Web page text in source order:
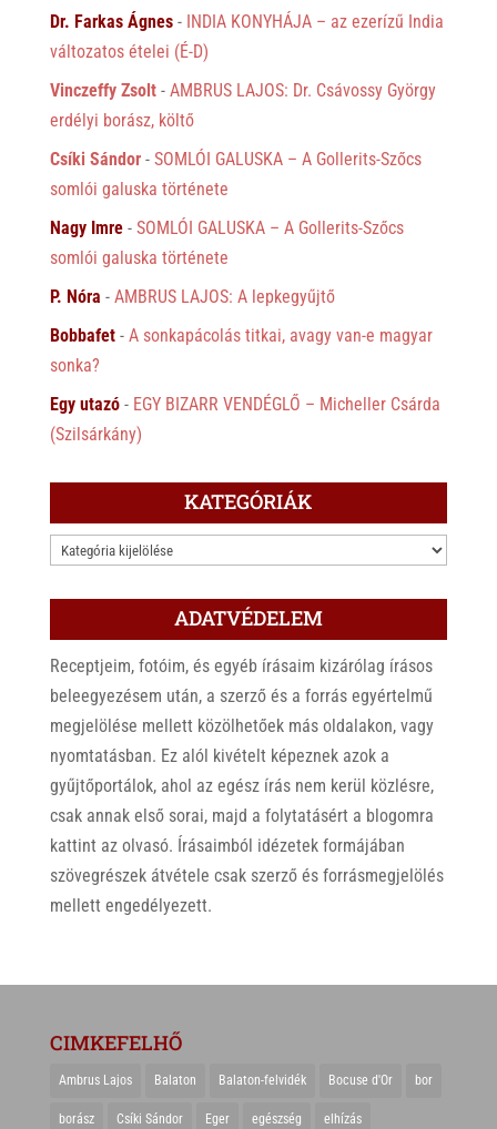
Dr. Farkas Ágnes- INDIA KONYHÁJA – az ezerízű India
változatos ételei (É-D)
Vinczeffy Zsolt- AMBRUS LAJOS: Dr. Csávossy György
erdélyi borász, költő
Csíki Sándor- SOMLÓI GALUSKA – A Gollerits-Szőcs
somlói galuska története
Nagy Imre- SOMLÓI GALUSKA – A Gollerits-Szőcs
somlói galuska története
P. Nóra - AMBRUS LAJOS: A lepkegyűjtő
Bobbafet- A sonkapácolás titkai, avagy van-e magyar
sonka?
Egy utazó- EGY BIZARR VENDÉGLŐ – Micheller Csárda
(Szilsárkány)
KATEGÓRIÁK
KATEGÓRIÁK
ADATVÉDELEM
Receptjeim, fotóim, és egyéb írásaim kizárólag írásos
beleegyezésem után, a szerző és a forrás egyértelmű
megjelölése mellett közölhetőek más oldalakon, vagy
nyomtatásban. Ez alól kivételt képeznek azok a
gyűjtőportálok, ahol az egész írás nem kerül közlésre,
csak annak első sorai, majd a folytatásért a blogomra
kattint az olvasó. Írásaimból idézetek formájában
szövegrészek átvétele csak szerző és forrásmegjelölés
mellett engedélyezett.
CIMKEFELHŐ
Ambrus Lajos Balaton Balaton-felvidék Bocuse d'Or bor
borász Csíki Sándor Eger egészség elhízás